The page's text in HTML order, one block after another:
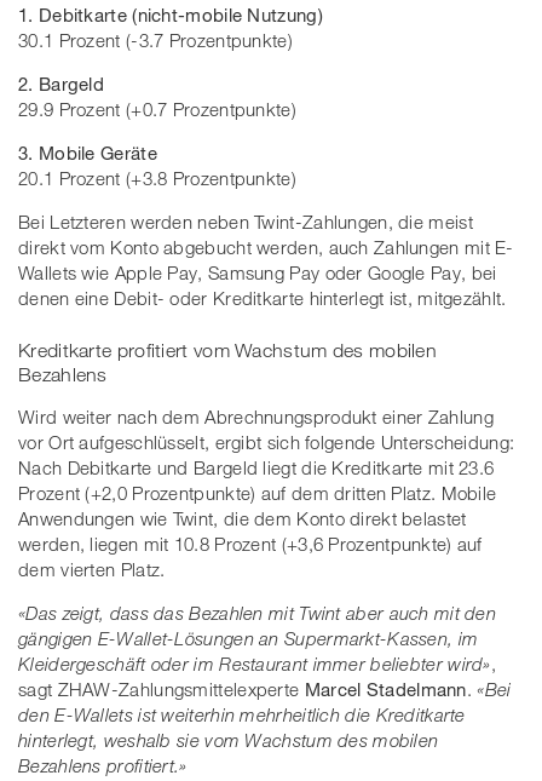
1. Debitkarte (nicht-mobile Nutzung)
30.1 Prozent (-3.7 Prozentpunkte)
2. Bargeld
29.9 Prozent (+0.7 Prozentpunkte)
3. Mobile Geräte
20.1 Prozent (+3.8 Prozentpunkte)
Bei Letzteren werden neben Twint-Zahlungen, die meist
direkt vom Konto abgebucht werden, auch Zahlungen mit E-
Wallets wie Apple Pay, Samsung Pay oder Google Pay, bei
denen eine Debit- oder Kreditkarte hinterlegt ist, mitgezählt.
Kreditkarte profitiert vom Wachstum des mobilen
Bezahlens
Wird weiter nach dem Abrechnungsprodukt einer Zahlung
vor Ort aufgeschlüsselt, ergibt sich folgende Unterscheidung:
Nach Debitkarte und Bargeld liegt die Kreditkarte mit 23.6
Prozent (+2,0 Prozentpunkte) auf dem dritten Platz. Mobile
Anwendungen wie Twint, die dem Konto direkt belastet
werden, liegen mit 10.8 Prozent (+3,6 Prozentpunkte) auf
dem vierten Platz.
«Das zeigt, dass das Bezahlen mit Twint aber auch mit den
gängigen E-Wallet-Lösungen an Supermarkt-Kassen, im
Kleidergeschäft oder im Restaurant immer beliebter wird»,
sagt ZHAW-Zahlungsmittelexperte Marcel Stadelmann.«Bei
den E-Wallets ist weiterhin mehrheitlich die Kreditkarte
hinterlegt, weshalb sie vom Wachstum des mobilen
Bezahlens profitiert.»